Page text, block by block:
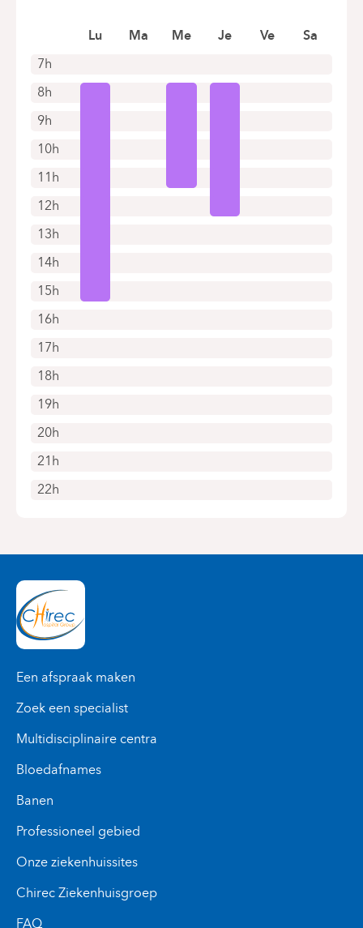
+32 2 434 81 03
Alleen telefonische afspraken
7h
8h
9h
10h
11h
12h
13h
14h
15h
16h
17h
18h
19h
20h
21h
22h
Lu Ma Me Je Ve Sa
Een afspraak maken
Zoek een specialist
Multidisciplinaire centra
Bloedafnames
Banen
Professioneel gebied
Onze ziekenhuissites
Chirec Ziekenhuisgroep
FAQ